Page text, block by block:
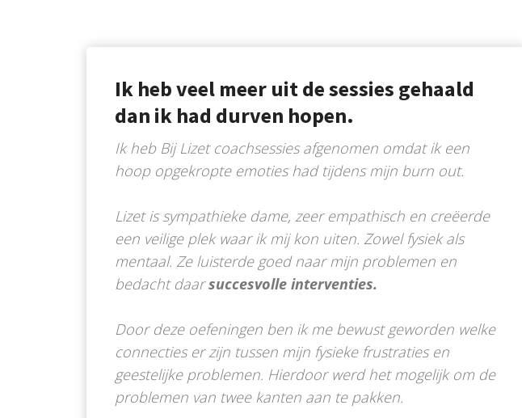
Ik heb veel meer uit de sessies gehaald
dan ik had durven hopen.
Ik heb Bij Lizet coachsessies afgenomen omdat ik een
hoop opgekropte emoties had tijdens mijn burn out.
Lizet is sympathieke dame, zeer empathisch en creëerde
een veilige plek waar ik mij kon uiten. Zowel fysiek als
mentaal. Ze luisterde goed naar mijn problemen en
bedacht daarsuccesvolle interventies.
Door deze oefeningen ben ik me bewust geworden welke
connecties er zijn tussen mijn fysieke frustraties en
geestelijke problemen. Hierdoor werd het mogelijk om de
problemen van twee kanten aan te pakken.